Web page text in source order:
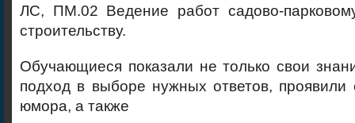
ЛС, ПМ.02 Ведение работ садово-
строительству.
Обучающиеся показали не только свои
подход в выборе нужных ответов, проявили
юмора, а также